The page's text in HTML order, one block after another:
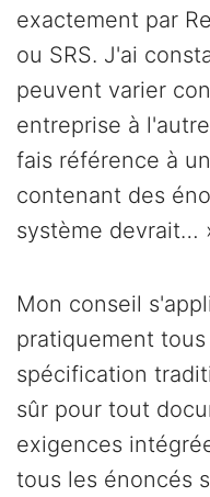
exactement par
ou SRS. J'ai
peuvent varier
entreprise à
fais référence à
contenant des
système devrait…
Mon conseil
pratiquement
spécification
sûr pour tout
exigences
tous les énoncés